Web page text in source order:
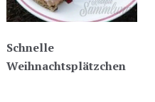
Schnelle
Weihnachtsplätzchen